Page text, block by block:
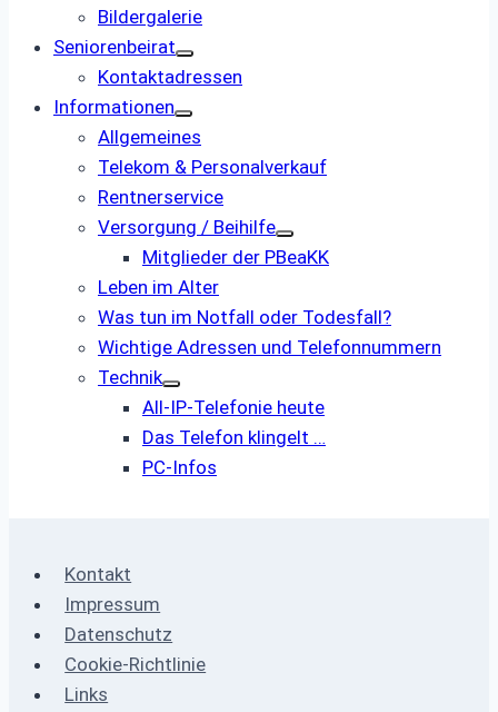
Bildergalerie
Seniorenbeirat
Kontaktadressen
Informationen
Allgemeines
Telekom & Personalverkauf
Rentnerservice
Versorgung / Beihilfe
Mitglieder der PBeaKK
Leben im Alter
Was tun im Notfall oder Todesfall?
Wichtige Adressen und Telefonnummern
Technik
All-IP-Telefonie heute
Das Telefon klingelt …
PC-Infos
Kontakt
Impressum
Datenschutz
Cookie-Richtlinie
Links